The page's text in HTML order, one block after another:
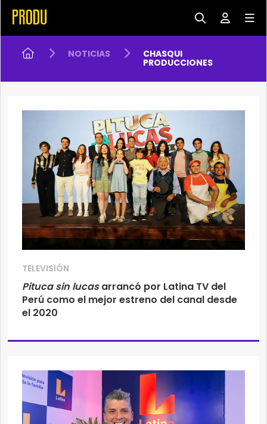
NOTICIAS CHASQUI
PRODUCCIONES
TELEVISIÓN
Pituca sin lucasarrancó por Latina TV del
Perú como el mejor estreno del canal desde
el 2020